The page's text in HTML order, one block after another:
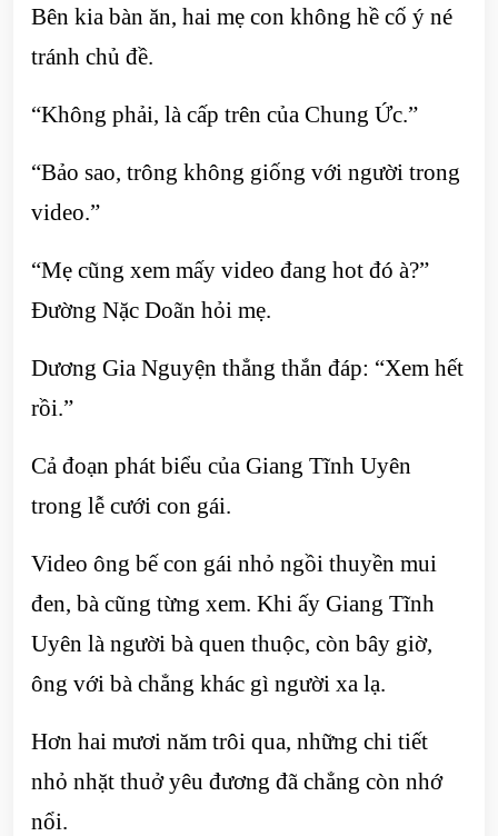
Bên kia bàn ăn, hai mẹ con không hề cố ý né
tránh chủ đề.
“Không phải, là cấp trên của Chung Ức.”
“Bảo sao, trông không giống với người trong
video.”
“Mẹ cũng xem mấy video đang hot đó à?”
Đường Nặc Doãn hỏi mẹ.
Dương Gia Nguyện thẳng thắn đáp: “Xem hết
rồi.”
Cả đoạn phát biểu của Giang Tĩnh Uyên
trong lễ cưới con gái.
Video ông bế con gái nhỏ ngồi thuyền mui
đen, bà cũng từng xem. Khi ấy Giang Tĩnh
Uyên là người bà quen thuộc, còn bây giờ,
ông với bà chẳng khác gì người xa lạ.
Hơn hai mươi năm trôi qua, những chi tiết
nhỏ nhặt thuở yêu đương đã chẳng còn nhớ
nổi.